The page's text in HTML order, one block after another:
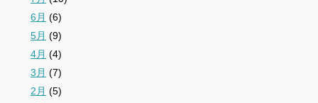
6月 (6)
5月 (9)
4月 (4)
3月 (7)
2月 (5)